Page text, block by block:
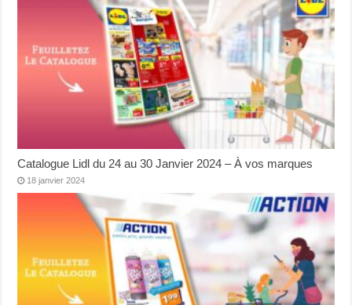
Catalogue Lidl du 24 au 30 Janvier 2024 – À vos marques
18 janvier 2024